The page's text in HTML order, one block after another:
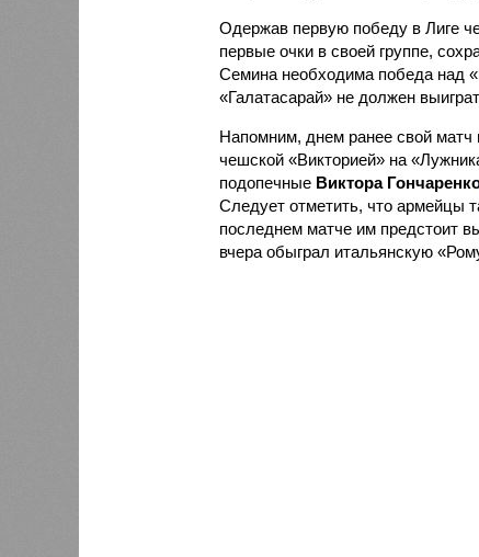
Одержав первую победу в Лиге
первые очки в своей группе,
Семина необходима победа над
«Галатасарай» не должен
Напомним, днем ранее свой
чешской «Викторией» на
подопечные Виктора
Следует отметить, что армейцы
последнем матче им предстоит
вчера обыграл итальянскую